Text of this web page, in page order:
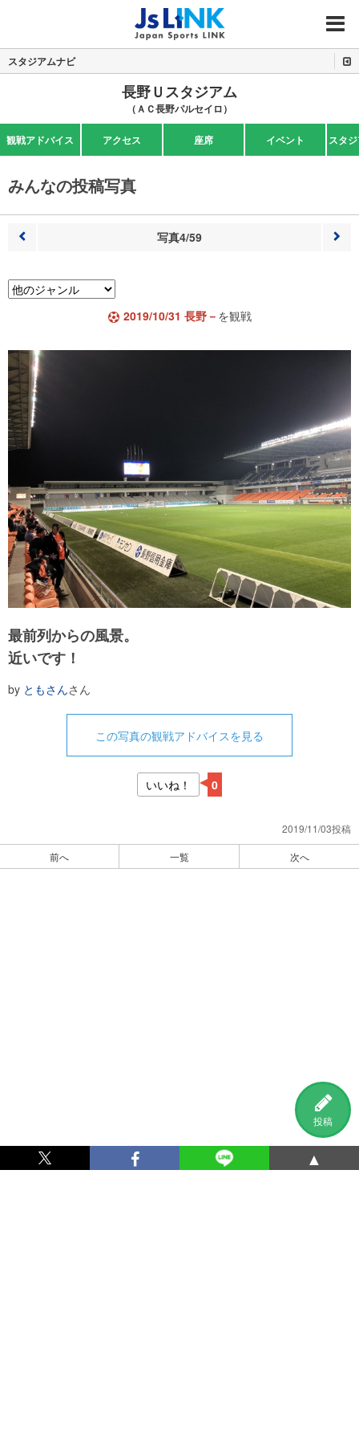
MENU
投稿
スタジアムナビ
長野Ｕスタジアム
（ＡＣ長野パルセイロ）
観戦アドバイス アクセス 座席 イベント スタ
みんなの投稿写真
写真4/59
2019/10/31 長野－ を観戦
最前列からの風景。
近いです！
by ともさんさん
この写真の観戦アドバイスを見る
いいね！ 0
2019/11/03投稿
前へ 一覧 次へ
▲